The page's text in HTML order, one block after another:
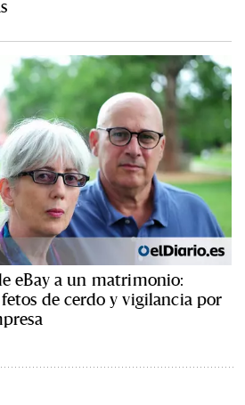
eBay a un matrimonio:
de cerdo y vigilancia por